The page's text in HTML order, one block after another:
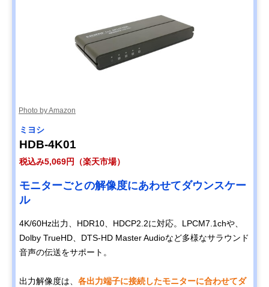
Photo by Amazon
ミヨシ
HDB-4K01
税込み5,069円（楽天市場）
モニターごとの解像度にあわせてダウンスケー
ル
4K/60Hz出力、HDR10、HDCP2.2に対応。LPCM7.1chや、
Dolby TrueHD、DTS-HD Master Audioなど多様なサラウンド
音声の伝送をサポート。
出力解像度は、 各出力端子に接続したモニターに合わせてダ